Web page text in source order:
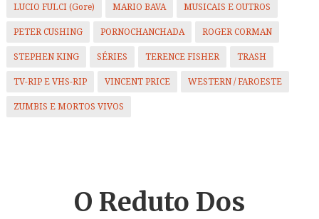
LUCIO FULCI (Gore) MARIO BAVA MUSICAIS E OUTROS
PETER CUSHING PORNOCHANCHADA ROGER CORMAN
STEPHEN KING SÉRIES TERENCE FISHER TRASH
TV-RIP E VHS-RIP VINCENT PRICE WESTERN / FAROESTE
ZUMBIS E MORTOS VIVOS
O Reduto Dos